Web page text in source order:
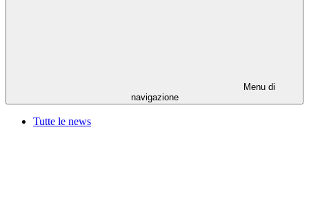
Menu di
navigazione
Tutte le news